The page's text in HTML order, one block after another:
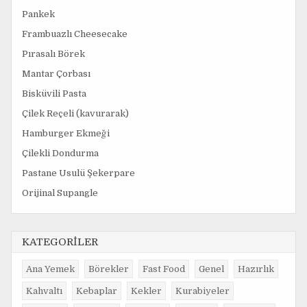
Pankek
Frambuazlı Cheesecake
Pırasalı Börek
Mantar Çorbası
Bisküvili Pasta
Çilek Reçeli (kavurarak)
Hamburger Ekmeği
Çilekli Dondurma
Pastane Usulü Şekerpare
Orijinal Supangle
KATEGORİLER
Ana Yemek Börekler Fast Food Genel Hazırlık
Kahvaltı Kebaplar Kekler Kurabiyeler